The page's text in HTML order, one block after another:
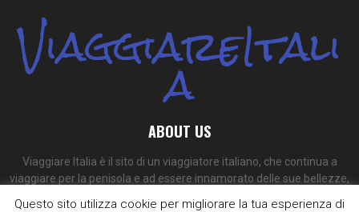
ViaggiareItali
a
ABOUT US
Viaggiare Italia è il sito di un viaggiatore italiano, che continua a
viaggiare per la penisola e ad essere innamorato delle sue bellezze,
Questo sito utilizza cookie per migliorare la tua esperienza di